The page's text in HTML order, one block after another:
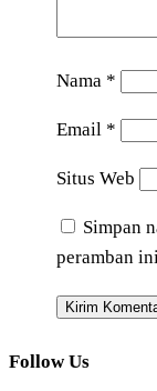
Nama *
Email *
Situs Web
Simpan
peramban
Follow Us